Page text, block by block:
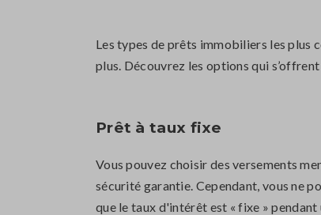
Les types de prêts immobiliers les plus
plus. Découvrez les options qui
Prêt à taux fixe
Vous pouvez choisir des versements
sécurité garantie. Cependant, vous ne
que le taux d'intérêt est « fixe »